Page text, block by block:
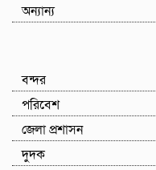
অন্যান্য
বন্দর
পরিবেশ
জেলা প্রশাসন
দুদক